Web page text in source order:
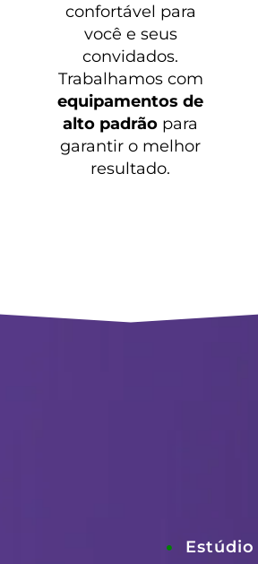
confortável para
você e seus
convidados.
Trabalhamos com
equipamentos de
alto padrão para
garantir o melhor
resultado.